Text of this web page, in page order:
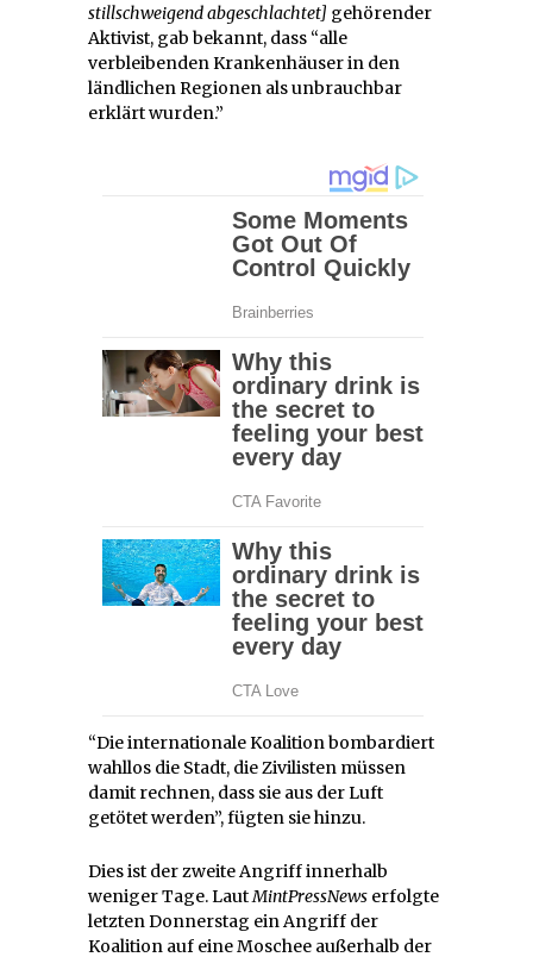
stillschweigend abgeschlachtet] gehörender
Aktivist, gab bekannt, dass “alle
verbleibenden Krankenhäuser in den
ländlichen Regionen als unbrauchbar
erklärt wurden.”
“Die internationale Koalition bombardiert
wahllos die Stadt, die Zivilisten müssen
damit rechnen, dass sie aus der Luft
getötet werden”, fügten sie hinzu.
Dies ist der zweite Angriff innerhalb
weniger Tage. LautMintPressNews erfolgte
letzten Donnerstag ein Angriff der
Koalition auf eine Moschee außerhalb der